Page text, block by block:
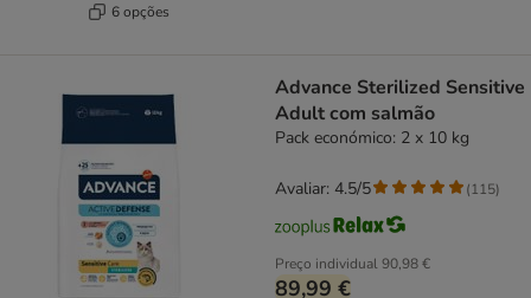
6 opções
Advance Sterilized Sensitive
Adult com salmão
Pack económico: 2 x 10 kg
Preço individual90,98 €
89,99 €
Avaliar: 4.5/5 (115)